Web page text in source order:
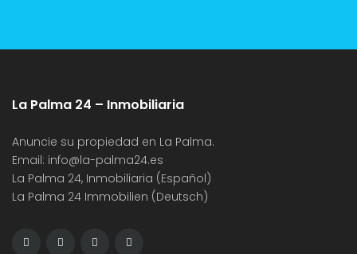
La Palma 24 – Inmobiliaria
Anuncie su propiedad en La Palma.
Email: info@la-palma24.es
La Palma 24, Inmobiliaria (Español)
La Palma 24 Immobilien (Deutsch)